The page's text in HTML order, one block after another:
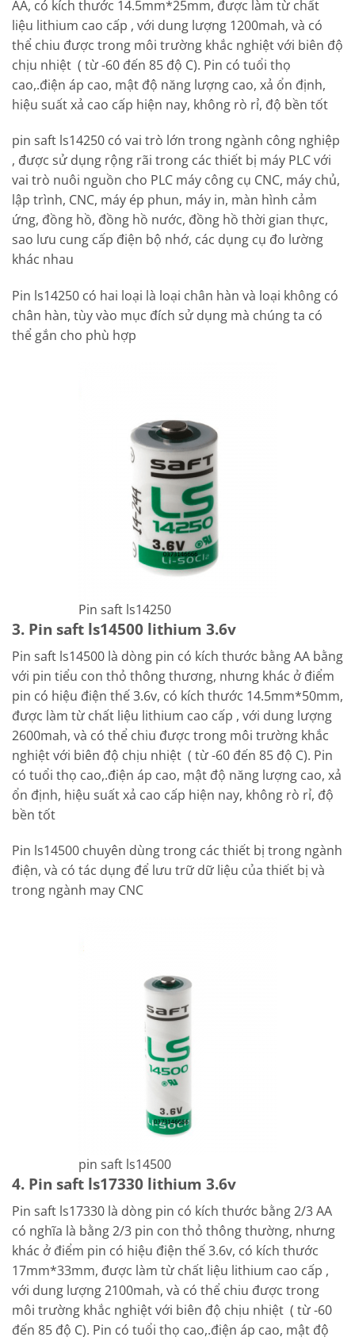
AA, có kích thước 14.5mm*25mm, được làm từ chất
liệu lithium cao cấp , với dung lượng 1200mah, và có
thể chiu được trong môi trường khắc nghiệt với biên độ
chịu nhiệt ( từ -60 đến 85 độ C). Pin có tuổi thọ
cao,.điện áp cao, mật độ năng lượng cao, xả ổn định,
hiệu suất xả cao cấp hiện nay, không rò rỉ, độ bền tốt
pin saft ls14250 có vai trò lớn trong ngành công nghiệp
, được sử dụng rộng rãi trong các thiết bị máy PLC với
vai trò nuôi nguồn cho PLC máy công cụ CNC, máy chủ,
lập trình, CNC, máy ép phun, máy in, màn hình cảm
ứng, đồng hồ, đồng hồ nước, đồng hồ thời gian thực,
sao lưu cung cấp điện bộ nhớ, các dụng cụ đo lường
khác nhau
Pin ls14250 có hai loại là loại chân hàn và loại không có
chân hàn, tùy vào mục đích sử dụng mà chúng ta có
thể gắn cho phù hợp
Pin saft ls14250
3. Pin saft ls14500 lithium 3.6v
Pin saft ls14500 là dòng pin có kích thước bằng AA bằng
với pin tiểu con thỏ thông thương, nhưng khác ở điểm
pin có hiệu điện thế 3.6v, có kích thước 14.5mm*50mm,
được làm từ chất liệu lithium cao cấp , với dung lượng
2600mah, và có thể chiu được trong môi trường khắc
nghiệt với biên độ chịu nhiệt ( từ -60 đến 85 độ C). Pin
có tuổi thọ cao,.điện áp cao, mật độ năng lượng cao, xả
ổn định, hiệu suất xả cao cấp hiện nay, không rò rỉ, độ
bền tốt
Pin ls14500 chuyên dùng trong các thiết bị trong ngành
điện, và có tác dụng để lưu trữ dữ liệu của thiết bị và
trong ngành may CNC
pin saft ls14500
4. Pin saft ls17330 lithium 3.6v
Pin saft ls17330 là dòng pin có kích thước bằng 2/3 AA
có nghĩa là bằng 2/3 pin con thỏ thông thường, nhưng
khác ở điểm pin có hiệu điện thế 3.6v, có kích thước
17mm*33mm, được làm từ chất liệu lithium cao cấp ,
với dung lượng 2100mah, và có thể chiu được trong
môi trường khắc nghiệt với biên độ chịu nhiệt ( từ -60
đến 85 độ C). Pin có tuổi thọ cao,.điện áp cao, mật độ